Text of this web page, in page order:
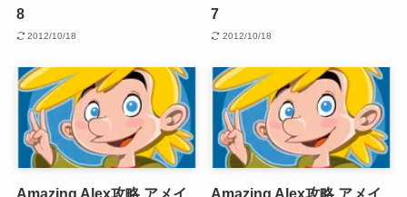
8
2012/10/18
7
2012/10/18
Amazing Alex攻略 アメイ
Amazing Alex攻略 アメイ